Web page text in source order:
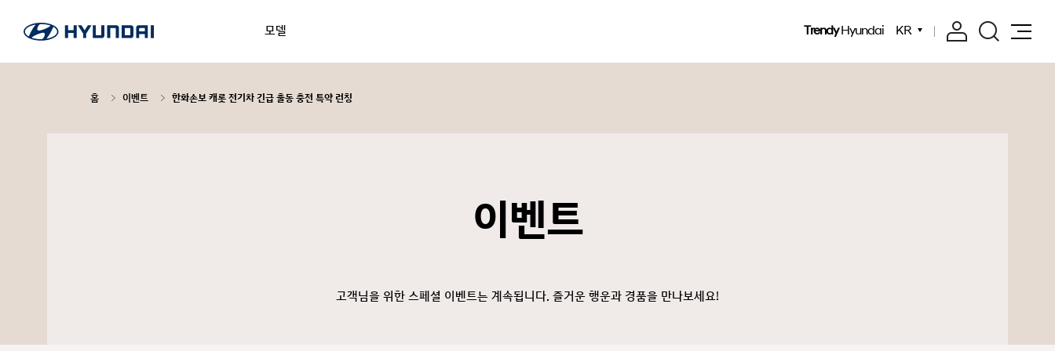
모델 TrendyHyundai KR
홈 이벤트 한화손보 캐롯 전기차 긴급 출동 충전 특약 런칭
이벤트
고객님을 위한 스페셜 이벤트는 계속됩니다. 즐거운 행운과 경품을 만나보세요!